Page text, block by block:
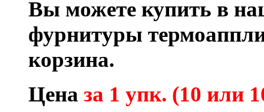
Вы можете купить в
фурнитуры
корзина.
Цена за 1 упк. (10 или